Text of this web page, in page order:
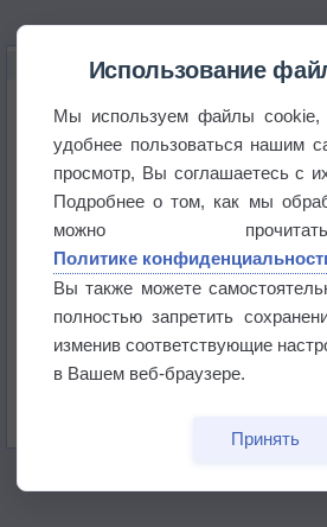
НОВОЕ О ПОГОДЕ
Погода в Краснодаре 6
Погода в Санкт-Петербурге
Погода в Москве 6 августа
Июль в России стал
Использование
Мы используем файлы
удобнее пользоваться нашим
просмотр, Вы соглашаетесь с
Подробнее о том, как мы
можно
Политике
Вы также можете
полностью запретить
изменив соответствующие
в Вашем веб-браузере.
Принять